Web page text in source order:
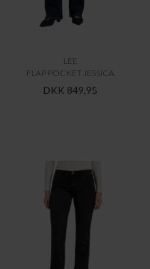
LEE
FLAP POCKET JESSICA
DKK 849,95